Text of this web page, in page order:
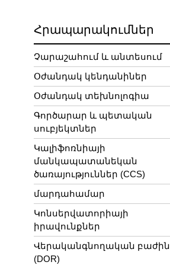
Հրապարակումներ
Չարաշահում և անտեսում
Օժանդակ կենդանիներ
Օժանդակ տեխնոլոգիա
Գործարար և պետական
սուբյեկտներ
Կալիֆոռնիայի
մանկապատանեկան
ծառայություններ (CCS)
մարդահամար
Կոնսերվատորիայի
իրավունքներ
Վերականգնողական բաժին
(DOR)